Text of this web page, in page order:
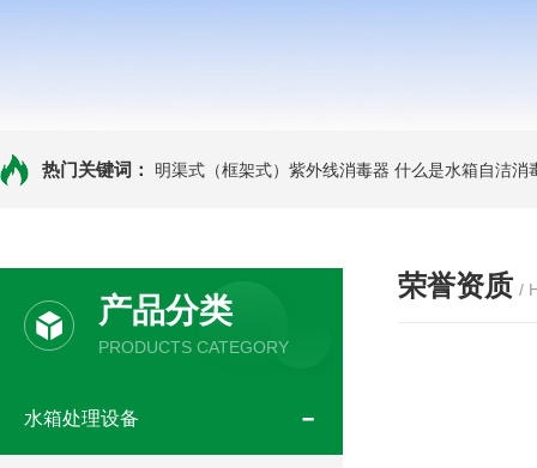
热门关键词： 明渠式（框架式）紫外线消毒器 什么是水箱自洁消
产品分类
PRODUCTS CATEGORY
水箱处理设备
荣誉资质 /